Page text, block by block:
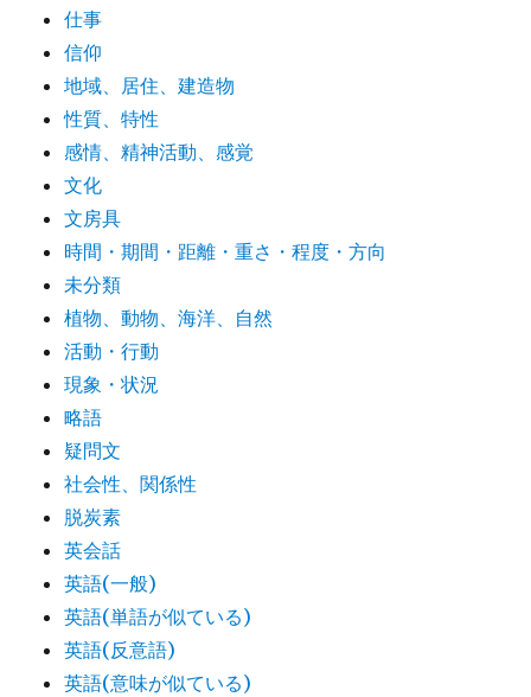
仕事
信仰
地域、居住、建造物
性質、特性
感情、精神活動、感覚
文化
文房具
時間・期間・距離・重さ・程度・方向
未分類
植物、動物、海洋、自然
活動・行動
現象・状況
略語
疑問文
社会性、関係性
脱炭素
英会話
英語(一般)
英語(単語が似ている)
英語(反意語)
英語(意味が似ている)